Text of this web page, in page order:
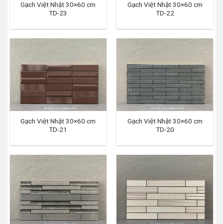
Gạch Việt Nhật 30×60 cm
TD-23
Gạch Việt Nhật 30×60 cm
TD-22
Gạch Việt Nhật 30×60 cm
TD-21
Gạch Việt Nhật 30×60 cm
TD-20